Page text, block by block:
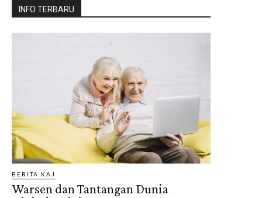
INFO TERBARU
BERITA KAJ
Warsen dan Tantangan Dunia